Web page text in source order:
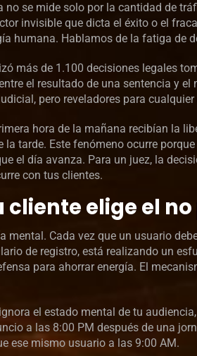
se mide solo por la cantidad de
invisible que dicta el éxito o el
humana. Hablamos de la fatiga de
más de 1.100 decisiones legales
el resultado de una sentencia y
pero reveladores para
hora de la mañana recibían la
tarde. Este fenómeno ocurre
el día avanza. Para un juez, la
con tus clientes.
cliente elige el
Cada vez que un usuario
de registro, está realizando un
para ahorrar energía. El
el estado mental de tu
a las 8:00 PM después de una
ese mismo usuario a las 9:00 AM.